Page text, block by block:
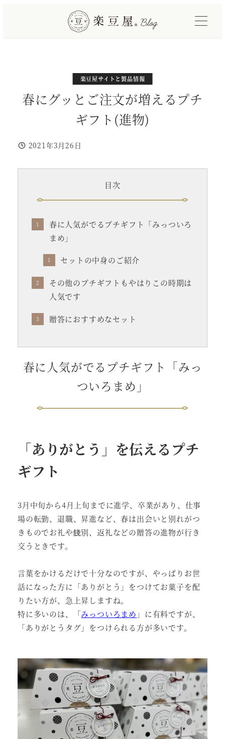
春にグッとご注文が増えるプチ
ギフト(進物)
投稿日
2021年3月26日
カテゴリー
おすすめとランキング
カテゴリー
楽豆屋サイトと製品情報
目次
春に人気がでるプチギフト「みっついろ
まめ」
セットの中身のご紹介
その他のプチギフトもやはりこの時期は
人気です
贈答におすすめなセット
春に人気がでるプチギフト「みっ
ついろまめ」
「ありがとう」を伝えるプチ
ギフト
3月中旬から4月上旬までに進学、卒業があり、仕事
場の転勤、退職、昇進など、春は出会いと別れがつ
きものでお礼や餞別、返礼などの贈答の進物が行き
交うときです。
言葉をかけるだけで十分なのですが、やっぱりお世
話になった方に「ありがとう」をつけてお菓子を配
りたい方が、急上昇しますね。
特に多いのは、「みっついろまめ 」に有料ですが、
「ありがとうタグ」をつけられる方が多いです。